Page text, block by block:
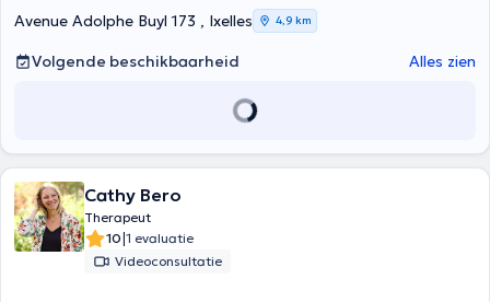
Avenue Adolphe Buyl 173 , Ixelles 4,9 km
Volgende beschikbaarheid Alles zien
Cathy Bero
Therapeut
10|1 evaluatie
Videoconsultatie